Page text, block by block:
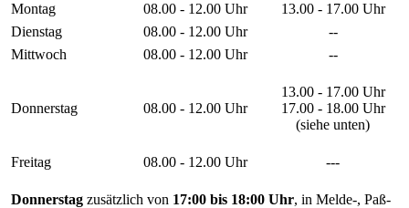
Montag 08.00 - 12.00 Uhr
13.00 - 17.00 Uhr
Dienstag
08.00 - 12.00 Uhr
--
Mittwoch
08.00 - 12.00 Uhr --
Donnerstag 08.00 - 12.00 Uhr
13.00 - 17.00 Uhr
17.00 - 18.00 Uhr
(siehe unten)
Freitag 08.00 - 12.00 Uhr ---
Donnerstag zusätzlich von 17:00 bis 18:00 Uhr, in Melde-, Paß-